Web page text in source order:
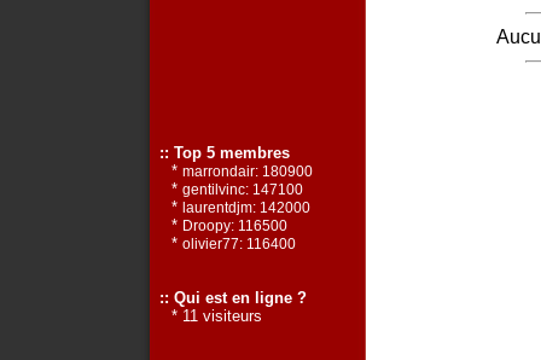
:: Top 5 membres
* marrondair: 180900
* gentilvinc: 147100
* laurentdjm: 142000
* Droopy: 116500
* olivier77: 116400
:: Qui est en ligne ?
* 11 visiteurs